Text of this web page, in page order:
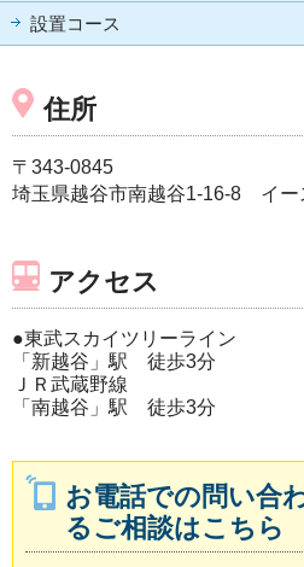
設置コース
住所
〒343-0845
埼玉県越谷市南越谷1-16-8 イ
アクセス
●東武スカイツリーライン
「新越谷」駅 徒歩3分
ＪＲ武蔵野線
「南越谷」駅 徒歩3分
お電話での問い合
るご相談はこちら